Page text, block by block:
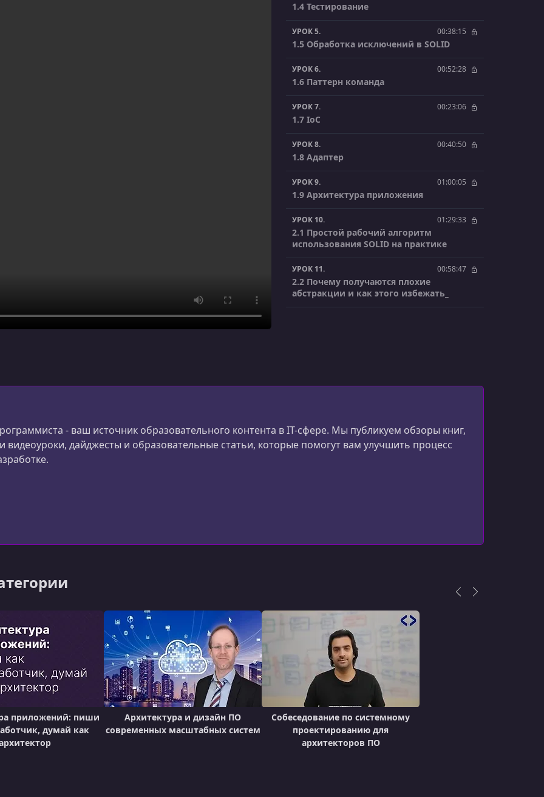
1.4 Тестирование
УРОК 5. 00:38:15
1.5 Обработка исключений в SOLID
УРОК 6. 00:52:28
1.6 Паттерн команда
УРОК 7. 00:23:06
1.7 IoC
УРОК 8. 00:40:50
1.8 Адаптер
УРОК 9. 01:00:05
1.9 Архитектура приложения
УРОК 10. 01:29:33
2.1 Простой рабочий алгоритм
использования SOLID на практике
УРОК 11. 00:58:47
2.2 Почему получаются плохие
абстракции и как этого избежать_
- ваш источник образовательного контента в IT-сфере. Мы публикуем обзоры книг,
видеоуроки, дайджесты и образовательные статьи, которые помогут вам улучшить процесс
приложений: пиши
думай как
Архитектура и дизайн ПО
современных масштабных систем
Собеседование по системному
проектированию для
архитекторов ПО